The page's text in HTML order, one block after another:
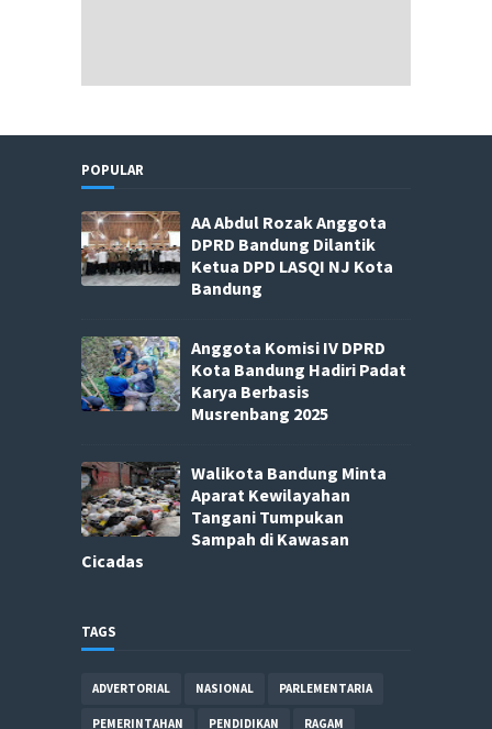
POPULAR
AA Abdul Rozak Anggota
DPRD Bandung Dilantik
Ketua DPD LASQI NJ Kota
Bandung
Anggota Komisi IV DPRD
Kota Bandung Hadiri Padat
Karya Berbasis
Musrenbang 2025
Walikota Bandung Minta
Aparat Kewilayahan
Tangani Tumpukan
Sampah di Kawasan
Cicadas
TAGS
ADVERTORIAL NASIONAL PARLEMENTARIA
PEMERINTAHAN PENDIDIKAN RAGAM